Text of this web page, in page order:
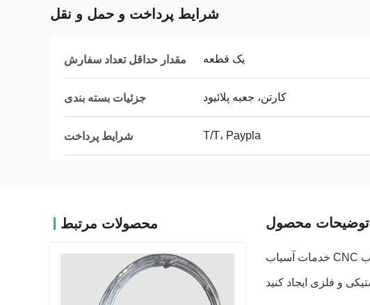
شرایط پرداخت و حمل و نقل
مقدار حداقل تعداد سفارش یک قطعه
جزئیات بسته بندی کارتن، جعبه پلائیود
شرایط پرداخت T/T، Paypla
محصولات مرتبط توضیحات محصول
خدمات آسیاب CNC نقش مهمی در تولید قطعات سفارشی با دقت و دقت ایفا می کنند. با استفاده از ماشین آلات آسیاب CNC پیشرفته،